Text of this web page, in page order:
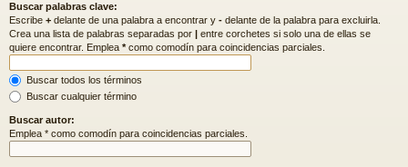
Buscar palabras clave:
Escribe + delante de una palabra a encontrar y - delante de la palabra para excluirla.
Crea una lista de palabras separadas por | entre corchetes si solo una de ellas se
quiere encontrar. Emplea *como comodín para coincidencias parciales.
Buscar todos los términos
Buscar cualquier término
Buscar autor:
Emplea * como comodín para coincidencias parciales.